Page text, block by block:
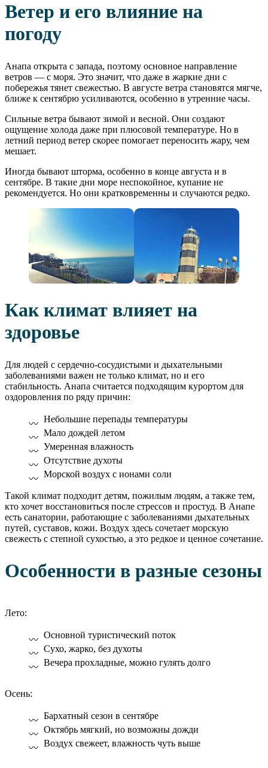
Ветер и его влияние на
погоду
Анапа открыта с запада, поэтому основное направление
ветров — с моря. Это значит, что даже в жаркие дни с
побережья тянет свежестью. В августе ветра становятся мягче,
ближе к сентябрю усиливаются, особенно в утренние часы.
Сильные ветра бывают зимой и весной. Они создают
ощущение холода даже при плюсовой температуре. Но в
летний период ветер скорее помогает переносить жару, чем
мешает.
Иногда бывают шторма, особенно в конце августа и в
сентябре. В такие дни море неспокойное, купание не
рекомендуется. Но они кратковременны и случаются редко.
Как климат влияет на
здоровье
Для людей с сердечно-сосудистыми и дыхательными
заболеваниями важен не только климат, но и его
стабильность. Анапа считается подходящим курортом для
оздоровления по ряду причин:
Небольшие перепады температуры
Мало дождей летом
Умеренная влажность
Отсутствие духоты
Морской воздух с ионами соли
Такой климат подходит детям, пожилым людям, а также тем,
кто хочет восстановиться после стрессов и простуд. В Анапе
есть санатории, работающие с заболеваниями дыхательных
путей, суставов, кожи. Воздух здесь сочетает морскую
свежесть с степной сухостью, а это редкое и ценное сочетание.
Особенности в разные сезоны
Лето:
Основной туристический поток
Сухо, жарко, без духоты
Вечера прохладные, можно гулять долго
Осень:
Бархатный сезон в сентябре
Октябрь мягкий, но возможны дожди
Воздух свежеет, влажность чуть выше